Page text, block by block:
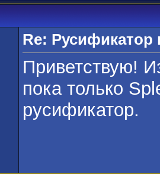
Re: Русификатор
Приветствую!
пока только
русификатор.